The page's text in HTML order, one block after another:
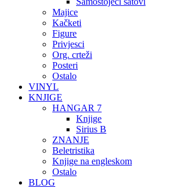
Majice
Kačketi
Figure
Privjesci
Org. crteži
Posteri
Ostalo
VINYL
KNJIGE
HANGAR 7
Knjige
Sirius B
ZNANJE
Beletristika
Knjige na engleskom
Ostalo
BLOG